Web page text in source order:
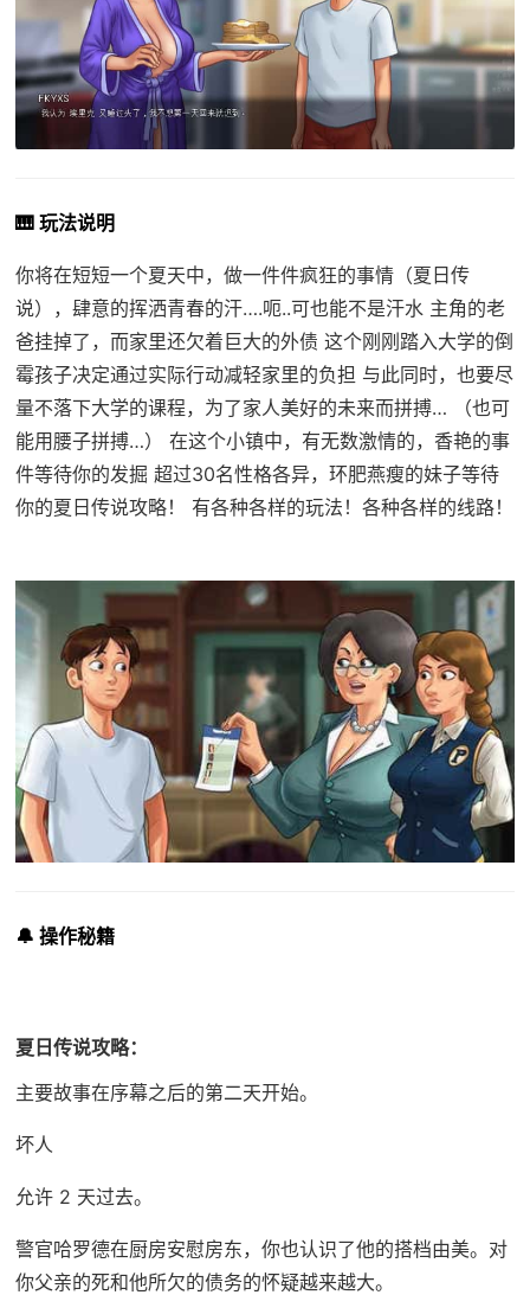
🎹 玩法说明
你将在短短一个夏天中，做一件件疯狂的事情（夏日传
说），肆意的挥洒青春的汗….呃..可也能不是汗水 主角的老
爸挂掉了，而家里还欠着巨大的外债 这个刚刚踏入大学的倒
霉孩子决定通过实际行动减轻家里的负担 与此同时，也要尽
量不落下大学的课程，为了家人美好的未来而拼搏… （也可
能用腰子拼搏…） 在这个小镇中，有无数激情的，香艳的事
件等待你的发掘 超过30名性格各异，环肥燕瘦的妹子等待
你的夏日传说攻略！ 有各种各样的玩法！各种各样的线路！
🔔 操作秘籍
夏日传说攻略：
主要故事在序幕之后的第二天开始。
坏人
允许 2 天过去。
警官哈罗德在厨房安慰房东，你也认识了他的搭档由美。对
你父亲的死和他所欠的债务的怀疑越来越大。